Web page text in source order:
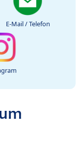
E-Mail / Telefon